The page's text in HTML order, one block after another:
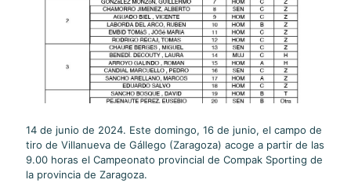
14 de junio de 2024. Este domingo, 16 de junio, el campo de
tiro de Villanueva de Gállego (Zaragoza) acoge a partir de las
9.00 horas el Campeonato provincial de Compak Sporting de
la provincia de Zaragoza.